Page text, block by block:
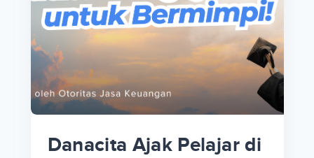
Danacita Ajak Pelajar di